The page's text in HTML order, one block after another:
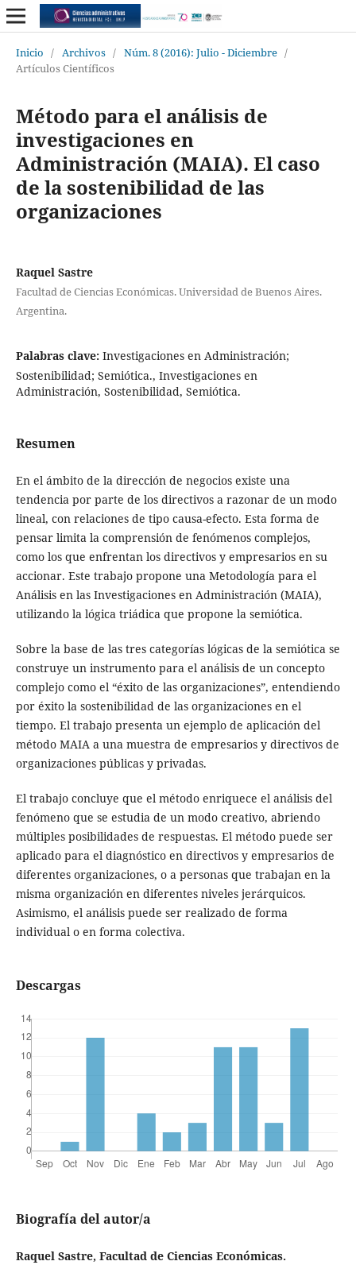
Inicio / Archivos / Núm. 8 (2016): Julio - Diciembre /
Artículos Científicos
Método para el análisis de
investigaciones en
Administración (MAIA). El caso
de la sostenibilidad de las
organizaciones
Raquel Sastre
Facultad de Ciencias Económicas. Universidad de Buenos Aires.
Argentina.
Palabras clave: Investigaciones en Administración;
Sostenibilidad; Semiótica., Investigaciones en
Administración, Sostenibilidad, Semiótica.
Resumen
En el ámbito de la dirección de negocios existe una
tendencia por parte de los directivos a razonar de un modo
lineal, con relaciones de tipo causa-efecto. Esta forma de
pensar limita la comprensión de fenómenos complejos,
como los que enfrentan los directivos y empresarios en su
accionar. Este trabajo propone una Metodología para el
Análisis en las Investigaciones en Administración (MAIA),
utilizando la lógica triádica que propone la semiótica.
Sobre la base de las tres categorías lógicas de la semiótica se
construye un instrumento para el análisis de un concepto
complejo como el “éxito de las organizaciones”, entendiendo
por éxito la sostenibilidad de las organizaciones en el
tiempo. El trabajo presenta un ejemplo de aplicación del
método MAIA a una muestra de empresarios y directivos de
organizaciones públicas y privadas.
El trabajo concluye que el método enriquece el análisis del
fenómeno que se estudia de un modo creativo, abriendo
múltiples posibilidades de respuestas. El método puede ser
aplicado para el diagnóstico en directivos y empresarios de
diferentes organizaciones, o a personas que trabajan en la
misma organización en diferentes niveles jerárquicos.
Asimismo, el análisis puede ser realizado de forma
individual o en forma colectiva.
Descargas
Biografía del autor/a
Raquel Sastre, Facultad de Ciencias Económicas.